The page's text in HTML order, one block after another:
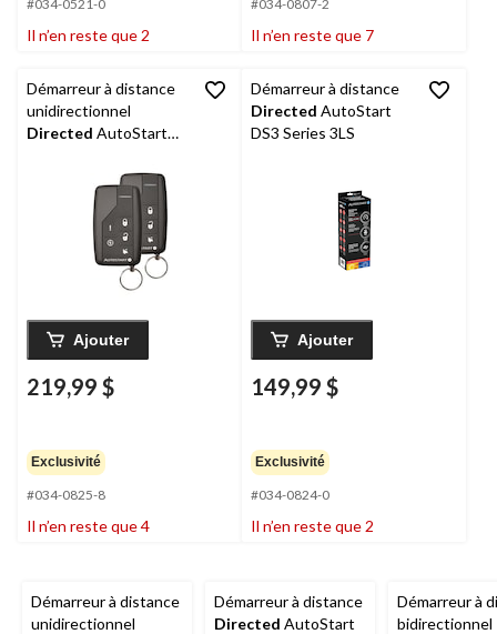
#034-0521-0
Il n’en reste que 2
#034-0807-2
Il n’en reste que 7
Démarreur à distance
unidirectionnel
Directed AutoStart
jusqu'à 3 000 pi
Ajouter
219,99 $
Exclusivité
#034-0825-8
Il n’en reste que 4
Démarreur à distance
Directed AutoStart
DS3 Series 3LS
Ajouter
149,99 $
Exclusivité
#034-0824-0
Il n’en reste que 2
Démarreur à distance
unidirectionnel
Démarreur à distance
Directed AutoStart
Démarreur à
bidirectionnel